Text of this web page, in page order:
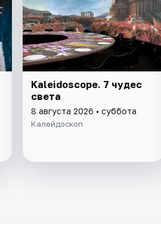
Kaleidoscope. 7 чудес
света
8 августа 2026 • суббота
Калейдоскоп